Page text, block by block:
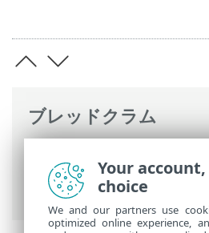
ブレッドクラム
ESET PROTECTの使用>
インメニュー> コンピュー
Your
choice
We and our partners use
optimized online experience,